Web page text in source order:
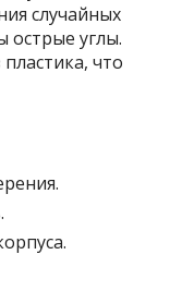
случайных
острые углы.
что